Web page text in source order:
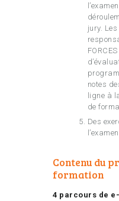
jury.
notes
ligne à
de
Des
Contenu du
formation
4 parcours de